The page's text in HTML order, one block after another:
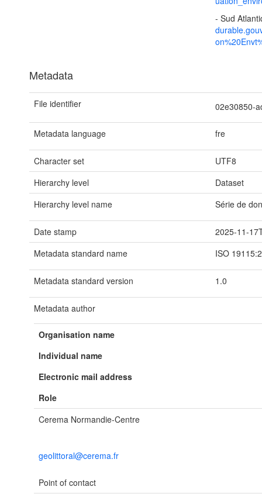
- Sud
Metadata
File identifier 02e30850-
Metadata language fre
Character set
UTF8
Hierarchy level
Dataset
Hierarchy level name
Série de
Date stamp
2025-11-
Metadata standard name
ISO
Metadata standard version 1.0
Metadata author
Organisation name
Individual name
Electronic mail address
Role
Cerema Normandie-Centre
geolittoral@cerema.fr
Point of contact